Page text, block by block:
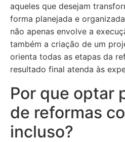
aqueles que desejam
forma planejada e
não apenas envolve a
também a criação de um
orienta todas as etapas da
resultado final atenda às
Por que optar
de reformas
incluso?